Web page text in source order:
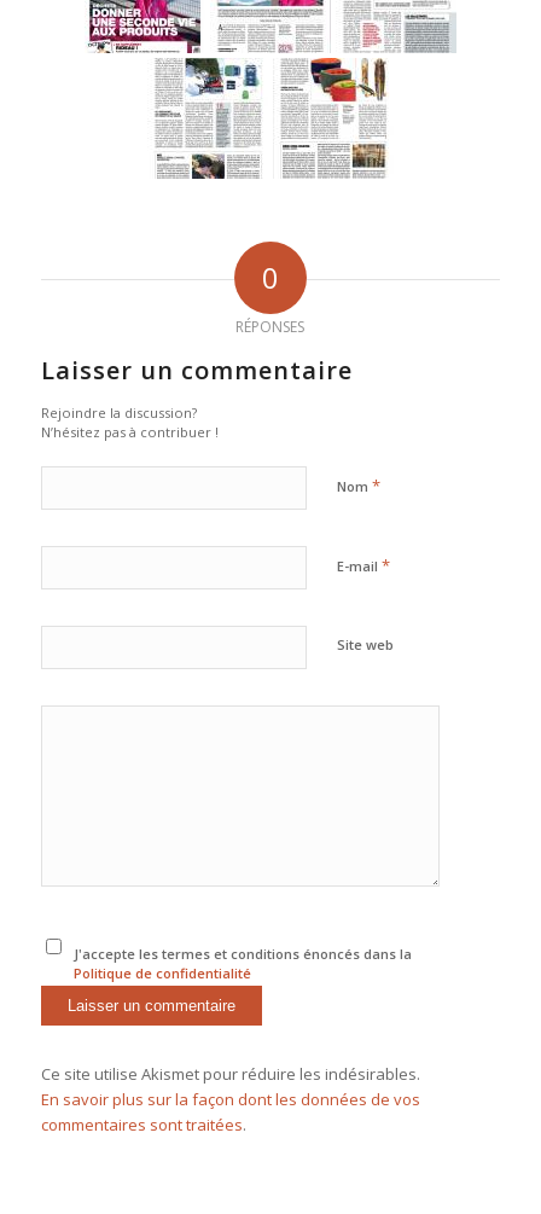
0
RÉPONSES
Laisser un commentaire
Rejoindre la discussion?
N’hésitez pas à contribuer !
Nom *
E-mail *
Site web
J'accepte les termes et conditions énoncés dans la
Politique de confidentialité
Ce site utilise Akismet pour réduire les indésirables.
En savoir plus sur la façon dont les données de vos
commentaires sont traitées.